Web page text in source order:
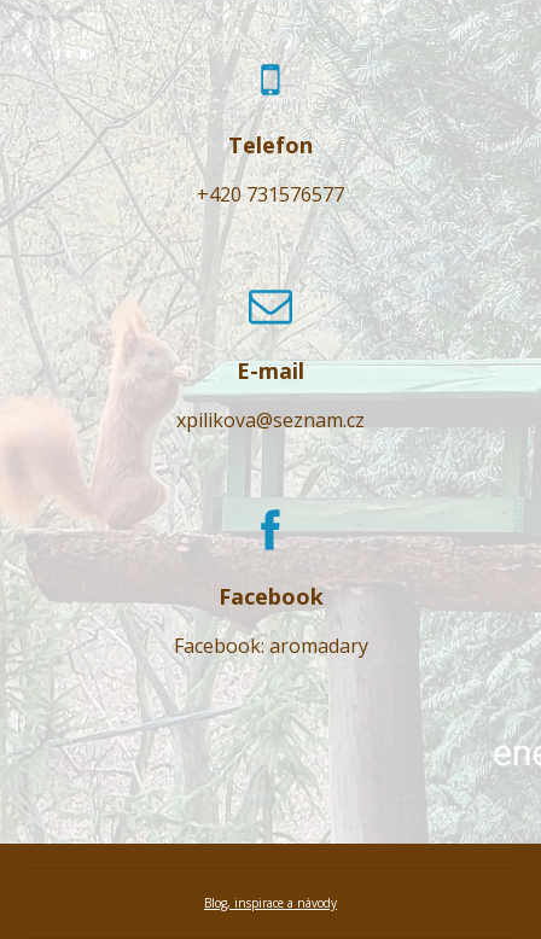
Telefon
+420 731576577
E-mail
xpilikova@seznam.cz
Facebook
Facebook: aromadary
Blog, inspirace a návody